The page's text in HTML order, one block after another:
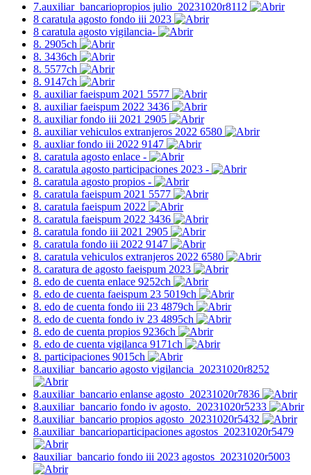
7.auxiliar_bancariopropios julio_20231020r8112
8 caratula agosto fondo iii 2023
8 caratula agosto vigilancia-
8. 2905ch
8. 3436ch
8. 5577ch
8. 9147ch
8. auxiliar faeispum 2021 5577
8. auxiliar faeispum 2022 3436
8. auxiliar fondo iii 2021 2905
8. auxiliar vehiculos extranjeros 2022 6580
8. auxliar fondo iii 2022 9147
8. caratula agosto enlace -
8. caratula agosto participaciones 2023 -
8. caratula agosto propios -
8. caratula faeispum 2021 5577
8. caratula faeispum 2022
8. caratula faeispum 2022 3436
8. caratula fondo iii 2021 2905
8. caratula fondo iii 2022 9147
8. caratula vehiculos extranjeros 2022 6580
8. caratura de agosto faeispum 2023
8. edo de cuenta enlace 9252ch
8. edo de cuenta faeispum 23 5019ch
8. edo de cuenta fondo iii 23 4879ch
8. edo de cuenta fondo iv 23 4895ch
8. edo de cuenta propios 9236ch
8. edo de cuenta vigilanca 9171ch
8. participaciones 9015ch
8.auxiliar_bancario agosto vigilancia_20231020r8252
8.auxiliar_bancario enlanse agosto_20231020r7836
8.auxiliar_bancario fondo iv agosto._20231020r5233
8.auxiliar_bancario propios agosto_20231020r5432
8.auxiliar_bancarioparticipaciones agostos_20231020r5479
8auxiliar_bancario fondo iii 2023 agostos_20231020r5003